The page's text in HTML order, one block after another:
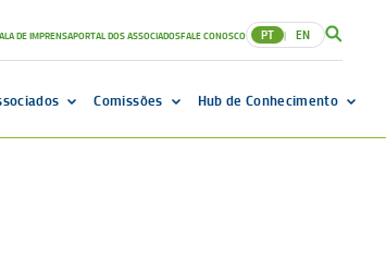
DE IMPRENSAPORTAL DOS ASSOCIADOSFALE CONOSCO PT | EN
Comissões Hub de Conhecimento